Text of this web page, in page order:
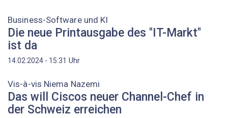
Business-Software und KI
Die neue Printausgabe des "IT-Markt"
ist da
14.02.2024 - 15:31 Uhr
Vis-à-vis Niema Nazemi
Das will Ciscos neuer Channel-Chef in
der Schweiz erreichen